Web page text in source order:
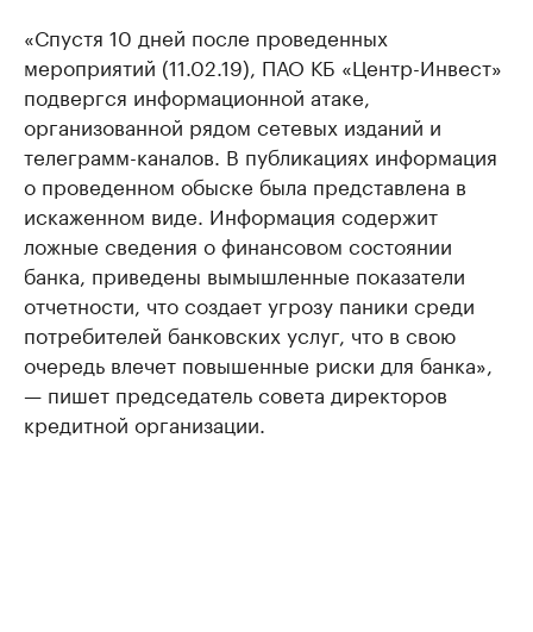
«Спустя 10 дней после проведенных
мероприятий (11.02.19), ПАО КБ «Центр-Инвест»
подвергся информационной атаке,
организованной рядом сетевых изданий и
телеграмм-каналов. В публикациях информация
о проведенном обыске была представлена в
искаженном виде. Информация содержит
ложные сведения о финансовом состоянии
банка, приведены вымышленные показатели
отчетности, что создает угрозу паники среди
потребителей банковских услуг, что в свою
очередь влечет повышенные риски для банка»,
— пишет председатель совета директоров
кредитной организации.